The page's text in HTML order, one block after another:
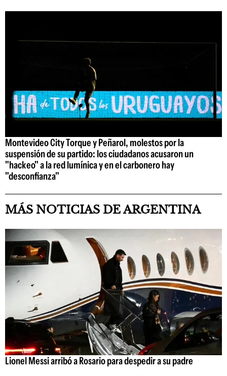
Montevideo City Torque y Peñarol, molestos por la
suspensión de su partido: los ciudadanos acusaron un
"hackeo" a la red lumínica y en el carbonero hay
"desconfianza"
MÁS NOTICIAS DE ARGENTINA
Lionel Messi arribó a Rosario para despedir a su padre